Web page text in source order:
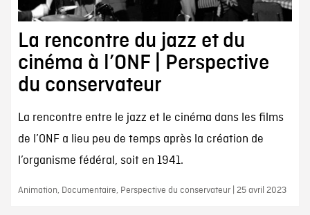
La rencontre du jazz et du
cinéma à l’ONF | Perspective
du conservateur
La rencontre entre le jazz et le cinéma dans les films
de l’ONF a lieu peu de temps après la création de
l’organisme fédéral, soit en 1941.
Animation, Documentaire, Perspective du conservateur | 25 avril 2023